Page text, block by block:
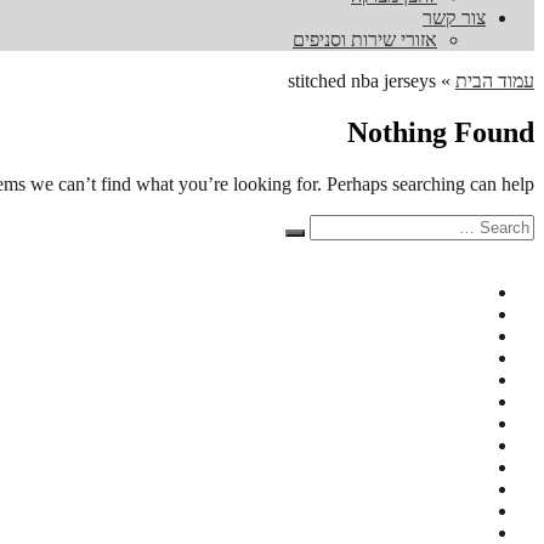
צור קשר
אזורי שירות וסניפים
עמוד הבית »
stitched nba jerseys
Nothing Found
we can’t find what you’re looking for. Perhaps searching can help.
Search
for:
Search